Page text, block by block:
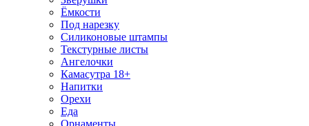
Ёмкости
Под нарезку
Силиконовые штампы
Текстурные листы
Ангелочки
Камасутра 18+
Напитки
Орехи
Еда
Орнаменты